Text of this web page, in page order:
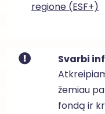
regione (ESF+)
Svarbi
žemiau
fondą ir